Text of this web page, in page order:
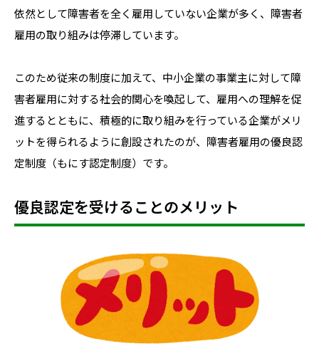
依然として障害者を全く雇用していない企業が多く、障害者
雇用の取り組みは停滞しています。
このため従来の制度に加えて、中小企業の事業主に対して障
害者雇用に対する社会的関心を喚起して、雇用への理解を促
進するとともに、積極的に取り組みを行っている企業がメリ
ットを得られるように創設されたのが、障害者雇用の優良認
定制度（もにす認定制度）です。
優良認定を受けることのメリット